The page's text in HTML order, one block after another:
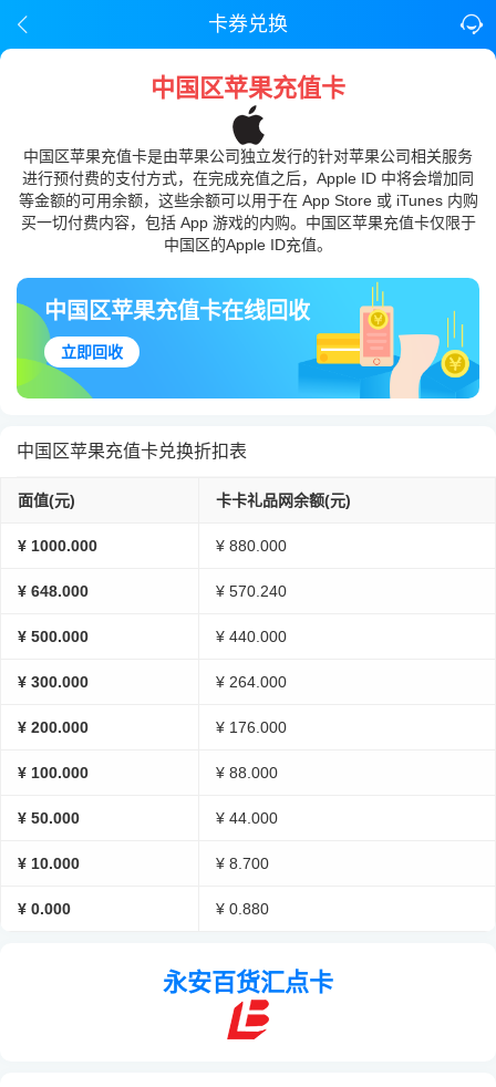
卡券兑换
中国区苹果充值卡
中国区苹果充值卡是由苹果公司独立发行的针对苹果公司相关服务
进行预付费的支付方式，在完成充值之后，Apple ID 中将会增加同
等金额的可用余额，这些余额可以用于在 App Store 或 iTunes 内购
买一切付费内容，包括 App 游戏的内购。中国区苹果充值卡仅限于
中国区的Apple ID充值。
中国区苹果充值卡在线回收
立即回收
中国区苹果充值卡兑换折扣表
面值(元) 卡卡礼品网余额(元)
¥ 1000.000 ¥ 880.000
¥ 648.000 ¥ 570.240
¥ 500.000 ¥ 440.000
¥ 300.000 ¥ 264.000
¥ 200.000 ¥ 176.000
¥ 100.000 ¥ 88.000
¥ 50.000 ¥ 44.000
¥ 10.000 ¥ 8.700
¥ 0.000 ¥ 0.880
永安百货汇点卡